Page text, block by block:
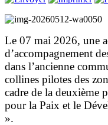
Le 07 mai 2026, une
d’accompagnement
dans l’ancienne
collines pilotes des
cadre de la deuxième
pour la Paix et le
».